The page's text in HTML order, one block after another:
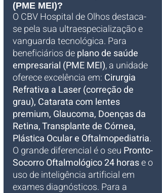
(PME MEI)?
O CBV Hospital de Olhos destaca-
se pela sua ultraespecialização e
vanguarda tecnológica. Para
beneficiários de plano de saúde
empresarial (PME MEI), a unidade
oferece excelência em: Cirurgia
Refrativa a Laser (correção de
grau), Catarata com lentes
premium, Glaucoma, Doenças da
Retina, Transplante de Córnea,
Plástica Ocular e Oftalmopediatria.
O grande diferencial é o seu Pronto-
Socorro Oftalmológico 24 horas e o
uso de inteligência artificial em
exames diagnósticos. Para a